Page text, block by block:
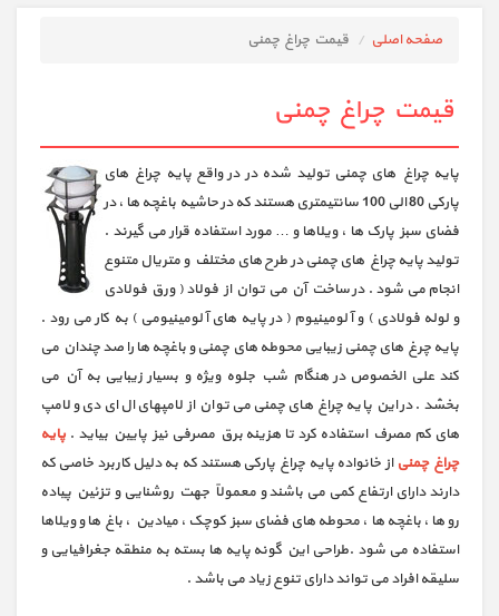
صفحه اصلی قیمت چراغ چمنی
قیمت چراغ چمنی
پایه چراغ های چمنی تولید شده در در واقع پایه چراغ های
پارکی 80 الی 100 سانتیمتری هستند که در حاشیه باغچه ها ، در
فضای سبز پارک ها ، ویلاها و … مورد استفاده قرار می گیرند .
تولید پایه چراغ های چمنی در طرح های مختلف و متریال متنوع
انجام می شود . در ساخت آن می توان از فولاد ( ورق فولادی
و لوله فولادی ) و آلومینیوم ( در پایه های آلومینیومی ) به کار می رود .
پایه چرغ های چمنی زیبایی محوطه های چمنی و باغچه ها را صد چندان می
کند علی الخصوص در هنگام شب جلوه ویژه و بسیار زیبایی به آن می
بخشد . در این پایه چراغ های چمنی می توان از لامپهای ال ای دی و لامپ
های کم مصرف استفاده کرد تا هزینه برق مصرفی نیز پایین بیاید .پایه
چراغ چمنیاز خانواده پایه چراغ پارکی هستند که به دلیل کاربرد خاصی که
دارند دارای ارتفاع کمی می باشند و معمولاً جهت روشنایی و تزئین پیاده
رو ها ، باغچه ها ، محوطه های فضای سبز کوچک ، میادین ، باغ ها و ویلاها
استفاده می شود .طراحی این گونه پایه ها بسته به منطقه جغرافیایی و
سلیقه افراد می تواند دارای تنوع زیاد می باشد .